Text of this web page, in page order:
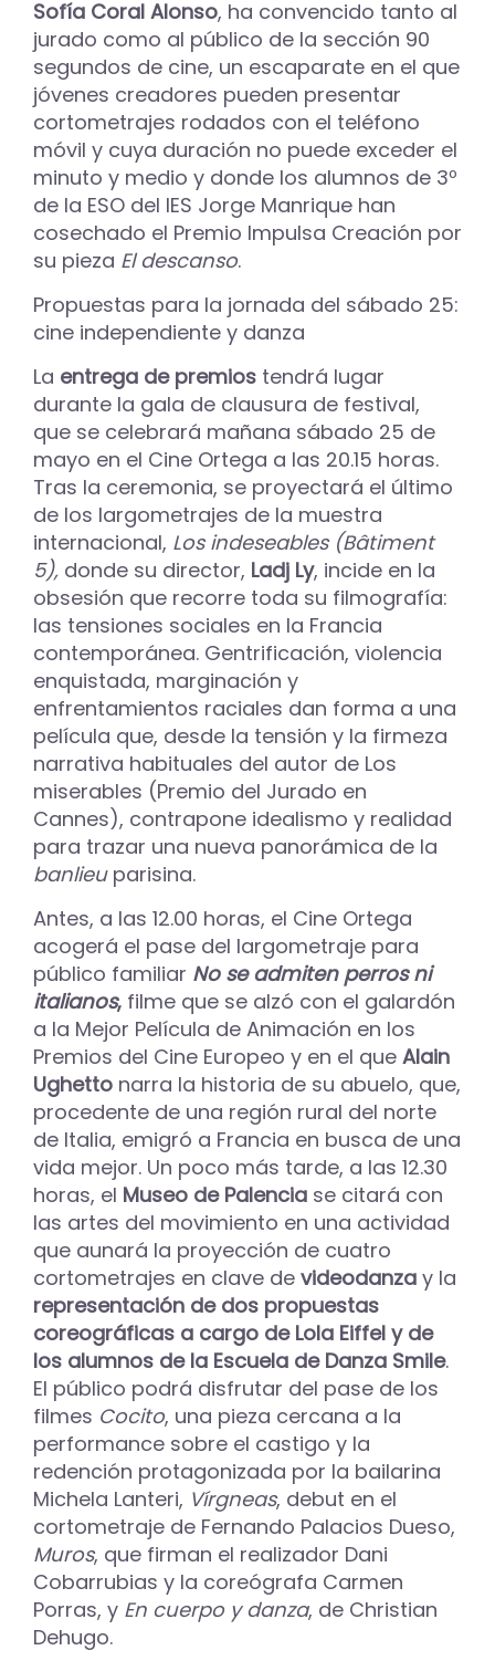
Sofía Coral Alonso, ha convencido tanto al
jurado como al público de la sección 90
segundos de cine, un escaparate en el que
jóvenes creadores pueden presentar
cortometrajes rodados con el teléfono
móvil y cuya duración no puede exceder el
minuto y medio y donde los alumnos de 3º
de la ESO del IES Jorge Manrique han
cosechado el Premio Impulsa Creación por
su pieza El descanso.
Propuestas para la jornada del sábado 25:
cine independiente y danza
La entrega de premios tendrá lugar
durante la gala de clausura de festival,
que se celebrará mañana sábado 25 de
mayo en el Cine Ortega a las 20.15 horas.
Tras la ceremonia, se proyectará el último
de los largometrajes de la muestra
internacional, Los indeseables (Bâtiment
5), donde su director, Ladj Ly, incide en la
obsesión que recorre toda su filmografía:
las tensiones sociales en la Francia
contemporánea. Gentrificación, violencia
enquistada, marginación y
enfrentamientos raciales dan forma a una
película que, desde la tensión y la firmeza
narrativa habituales del autor de Los
miserables (Premio del Jurado en
Cannes), contrapone idealismo y realidad
para trazar una nueva panorámica de la
banlieuparisina.
Antes, a las 12.00 horas, el Cine Ortega
acogerá el pase del largometraje para
público familiar No se admiten perros ni
italianos, filme que se alzó con el galardón
a la Mejor Película de Animación en los
Premios del Cine Europeo y en el que Alain
Ughetto narra la historia de su abuelo, que,
procedente de una región rural del norte
de Italia, emigró a Francia en busca de una
vida mejor. Un poco más tarde, a las 12.30
horas, el Museo de Palencia se citará con
las artes del movimiento en una actividad
que aunará la proyección de cuatro
cortometrajes en clave de videodanza y la
representación de dos propuestas
coreográficas a cargo de Lola Eiffel y de
los alumnos de la Escuela de Danza Smile.
El público podrá disfrutar del pase de los
filmes Cocito, una pieza cercana a la
performance sobre el castigo y la
redención protagonizada por la bailarina
Michela Lanteri, Vírgneas, debut en el
cortometraje de Fernando Palacios Dueso,
Muros, que firman el realizador Dani
Cobarrubias y la coreógrafa Carmen
Porras, y En cuerpo y danza, de Christian
Dehugo.